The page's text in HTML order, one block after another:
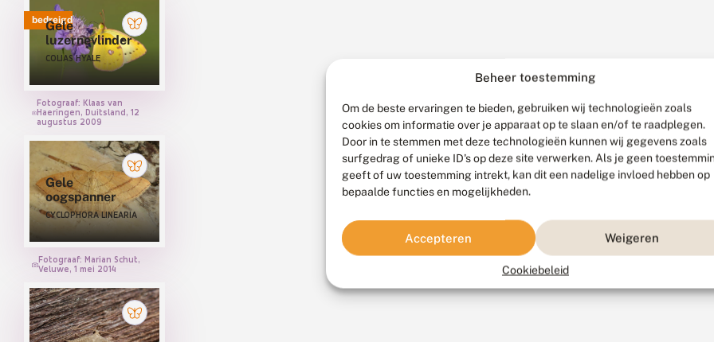
Beheer toestemming
Om de beste ervaringen te bieden, gebruiken wij technologieën zoals
cookies om informatie over je apparaat op te slaan en/of te raadplegen.
Door in te stemmen met deze technologieën kunnen wij gegevens zoals
surfgedrag of unieke ID's op deze site verwerken. Als je geen
geeft of uw toestemming intrekt, kan dit een nadelige invloed hebben op
bepaalde functies en mogelijkheden.
Accepteren Weigeren
Cookiebeleid
bedreigd
Gele
luzernevlinder
COLIAS HYALE
Fotograaf: Klaas van
Haeringen, Duitsland, 12
augustus 2009
Gele
oogspanner
CYCLOPHORA LINEARIA
Fotograaf: Marian Schut,
Veluwe, 1 mei 2014